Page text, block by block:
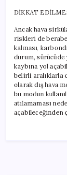
DİKKAT
Ancak hava
riskleri de
kalması,
durum, sürücüde
kaybına yol
belirli aralıklarla
olarak dış hava
bu modun
atılamaması
açabileceğinden